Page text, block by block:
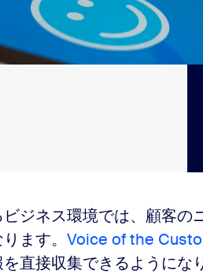
ジネス環境では、顧客の
ます。 Voice of the
直接収集できるようにな